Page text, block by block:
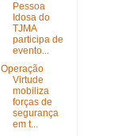
Pessoa
Idosa do
TJMA
participa de
evento...
Operação
Virtude
mobiliza
forças de
segurança
em t...